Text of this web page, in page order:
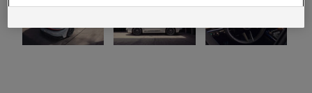
Daten, sofern Sie dem explizit zugestimmt („Cookies mit
eines Porsche Betriebs, Porsche Inter Auto GmbH & Co KG, eingesehen
werden.